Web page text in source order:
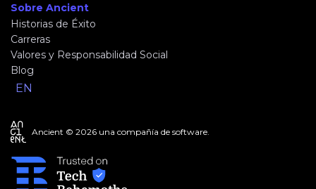
Sobre Ancient
Historias de Éxito
Carreras
Valores y Responsabilidad Social
Blog
EN
Ancient © 2026 una compañía de software.